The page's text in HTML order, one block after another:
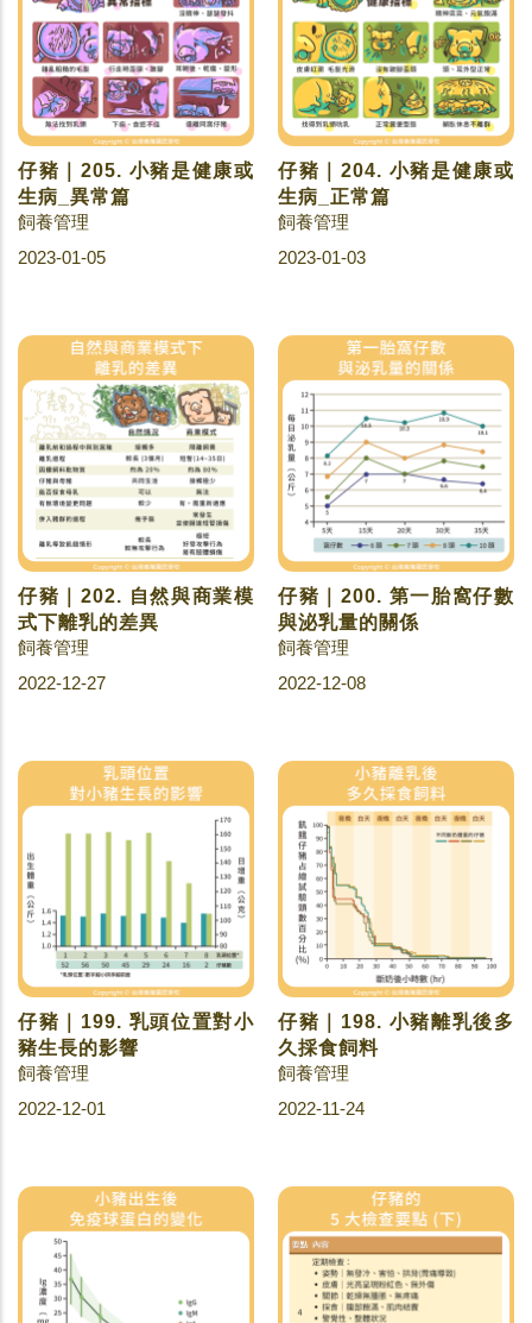
仔豬｜205. 小豬是健康或
生病_異常篇
飼養管理
2023-01-05
仔豬｜204. 小豬是健康或
生病_正常篇
飼養管理
2023-01-03
仔豬｜202. 自然與商業模
式下離乳的差異
飼養管理
2022-12-27
仔豬｜200. 第一胎窩仔數
與泌乳量的關係
飼養管理
2022-12-08
仔豬｜199. 乳頭位置對小
豬生長的影響
飼養管理
2022-12-01
仔豬｜198. 小豬離乳後多
久採食飼料
飼養管理
2022-11-24